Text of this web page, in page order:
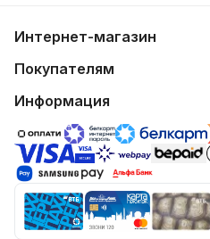
Интернет-магазин
Покупателям
Информация